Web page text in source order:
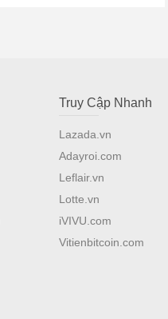
Truy Cập Nhanh
Lazada.vn
Adayroi.com
Leflair.vn
Lotte.vn
iVIVU.com
Vitienbitcoin.com